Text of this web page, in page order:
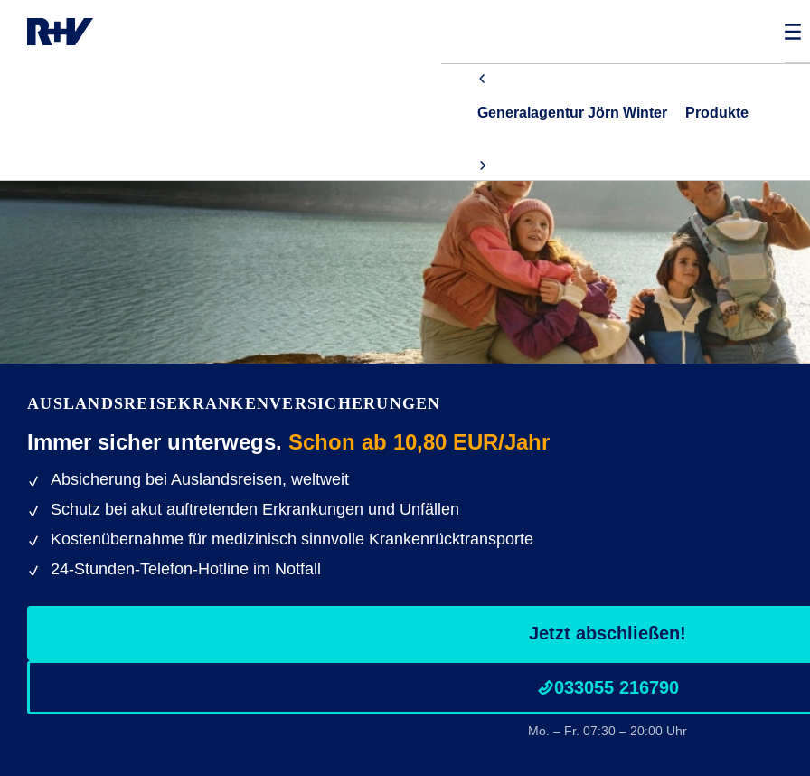
Generalagentur Jörn Winter Produkte
AUSLANDSREISEKRANKEN­VERSICHERUNGEN
Immer sicher unterwegs. Schon ab 10,80 EUR/Jahr
Absicherung bei Auslandsreisen, weltweit
Schutz bei akut auftretenden Erkrankungen und Unfällen
Kostenübernahme für medizinisch sinnvolle Krankenrücktransporte
24-Stunden-Telefon-Hotline im Notfall
Jetzt abschließen!
033055 216790
Mo. – Fr. 07:30 – 20:00 Uhr